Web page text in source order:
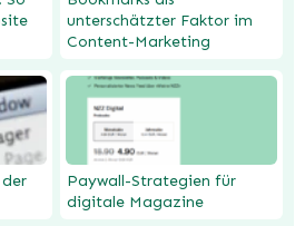
unterschätzter Faktor im
Content-Marketing
Paywall-Strategien für
digitale Magazine